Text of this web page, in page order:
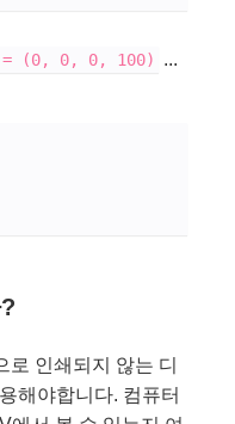
= (0, 0, 0, 100)
...
로 인쇄되지 않는 디
해야합니다. 컴퓨터